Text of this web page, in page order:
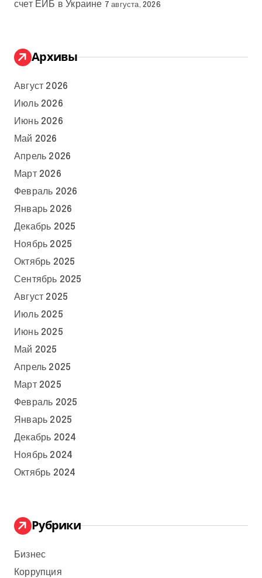
счет ЕИБ в Украине 7 августа, 2026
Архивы
Август 2026
Июль 2026
Июнь 2026
Май 2026
Апрель 2026
Март 2026
Февраль 2026
Январь 2026
Декабрь 2025
Ноябрь 2025
Октябрь 2025
Сентябрь 2025
Август 2025
Июль 2025
Июнь 2025
Май 2025
Апрель 2025
Март 2025
Февраль 2025
Январь 2025
Декабрь 2024
Ноябрь 2024
Октябрь 2024
Рубрики
Бизнес
Коррупция